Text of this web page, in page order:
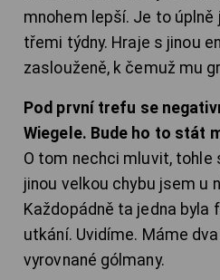
mnohem lepší. Je to
třemi týdny. Hraje s jinou
zaslouženě, k čemuž mu
Pod první trefu se
Wiegele. Bude ho to stát
O tom nechci mluvit, tohle
jinou velkou chybu jsem u
Každopádně ta jedna byla
utkání. Uvidíme. Máme
vyrovnané gólmany.